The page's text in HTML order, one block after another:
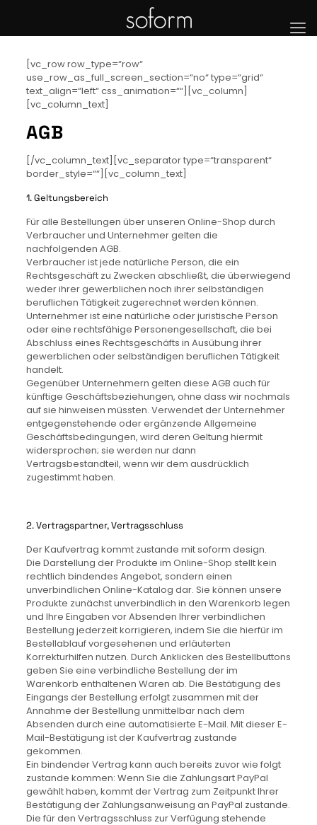
[vc_row row_type=“row“
use_row_as_full_screen_section=“no“ type=“grid“
text_align=“left“ css_animation=““][vc_column]
[vc_column_text]
AGB
[/vc_column_text][vc_separator type=“transparent“
border_style=““][vc_column_text]
1. Geltungsbereich
Für alle Bestellungen über unseren Online-Shop durch
Verbraucher und Unternehmer gelten die
nachfolgenden AGB.
Verbraucher ist jede natürliche Person, die ein
Rechtsgeschäft zu Zwecken abschließt, die überwiegend
weder ihrer gewerblichen noch ihrer selbständigen
beruflichen Tätigkeit zugerechnet werden können.
Unternehmer ist eine natürliche oder juristische Person
oder eine rechtsfähige Personengesellschaft, die bei
Abschluss eines Rechtsgeschäfts in Ausübung ihrer
gewerblichen oder selbständigen beruflichen Tätigkeit
handelt.
Gegenüber Unternehmern gelten diese AGB auch für
künftige Geschäftsbeziehungen, ohne dass wir nochmals
auf sie hinweisen müssten. Verwendet der Unternehmer
entgegenstehende oder ergänzende Allgemeine
Geschäftsbedingungen, wird deren Geltung hiermit
widersprochen; sie werden nur dann
Vertragsbestandteil, wenn wir dem ausdrücklich
zugestimmt haben.
2. Vertragspartner, Vertragsschluss
Der Kaufvertrag kommt zustande mit soform design.
Die Darstellung der Produkte im Online-Shop stellt kein
rechtlich bindendes Angebot, sondern einen
unverbindlichen Online-Katalog dar. Sie können unsere
Produkte zunächst unverbindlich in den Warenkorb legen
und Ihre Eingaben vor Absenden Ihrer verbindlichen
Bestellung jederzeit korrigieren, indem Sie die hierfür im
Bestellablauf vorgesehenen und erläuterten
Korrekturhilfen nutzen. Durch Anklicken des Bestellbuttons
geben Sie eine verbindliche Bestellung der im
Warenkorb enthaltenen Waren ab. Die Bestätigung des
Eingangs der Bestellung erfolgt zusammen mit der
Annahme der Bestellung unmittelbar nach dem
Absenden durch eine automatisierte E-Mail. Mit dieser E-
Mail-Bestätigung ist der Kaufvertrag zustande
gekommen.
Ein bindender Vertrag kann auch bereits zuvor wie folgt
zustande kommen: Wenn Sie die Zahlungsart PayPal
gewählt haben, kommt der Vertrag zum Zeitpunkt Ihrer
Bestätigung der Zahlungsanweisung an PayPal zustande.
Die für den Vertragsschluss zur Verfügung stehende